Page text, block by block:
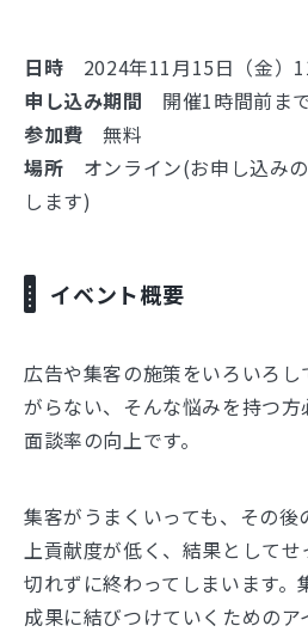
日時 2024年11月15日（金）
申し込み期間 開催1時間前ま
参加費無料
場所 オンライン(お申し込み
します)
イベント概要
広告や集客の施策をいろいろ
がらない、そんな悩みを持つ
面談率の向上です。
集客がうまくいっても、その
上貢献度が低く、結果として
切れずに終わってしまいます。
成果に結びつけていくための